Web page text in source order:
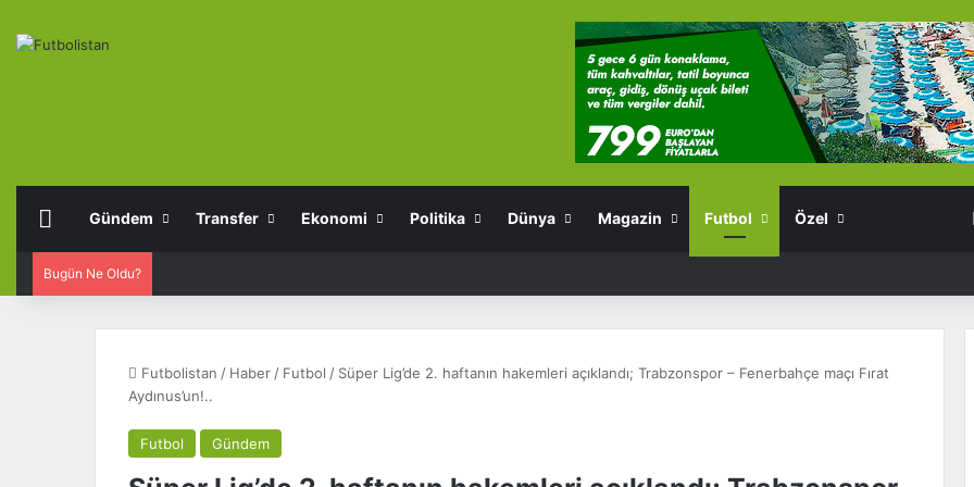
Anasayfa
Gündem Transfer Ekonomi Politika Dünya Magazin Futbol Özel
Bugün Ne Oldu?
Futbolistan / Haber / Futbol / Süper Lig’de 2. haftanın hakemleri açıklandı; Trabzonspor – Fenerbahçe maçı Fırat
Aydınus’un!..
Futbol Gündem